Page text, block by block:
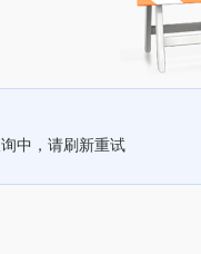
中，请刷新重试